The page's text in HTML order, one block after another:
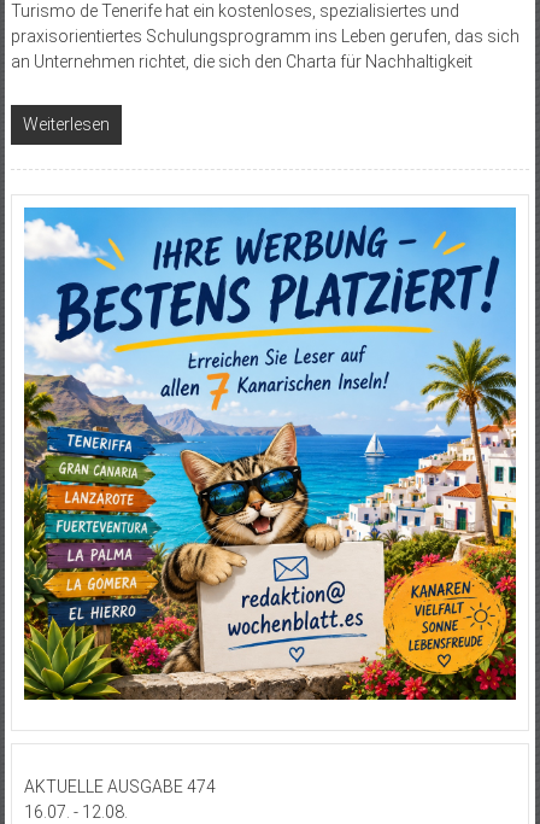
Turismo de Tenerife hat ein kostenloses, spezialisiertes und
praxisorientiertes Schulungsprogramm ins Leben gerufen, das sich
an Unternehmen richtet, die sich den Charta für Nachhaltigkeit
Weiterlesen
AKTUELLE AUSGABE 474
16.07. - 12.08.